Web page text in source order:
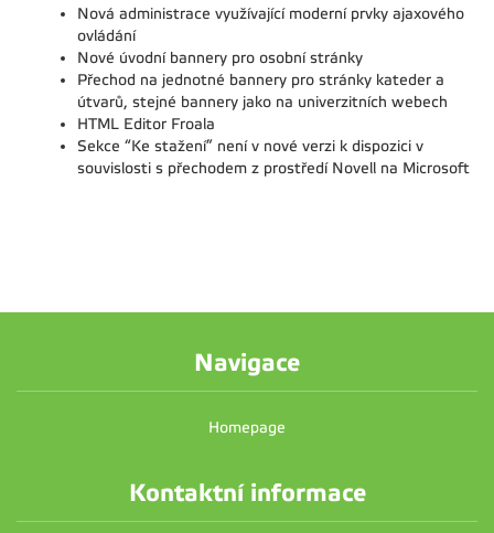
Nová administrace využívající moderní prvky ajaxového
ovládání
Nové úvodní bannery pro osobní stránky
Přechod na jednotné bannery pro stránky kateder a
útvarů, stejné bannery jako na univerzitních webech
HTML Editor Froala
Sekce “Ke stažení” není v nové verzi k dispozici v
souvislosti s přechodem z prostředí Novell na Microsoft
Navigace
Homepage
Kontaktní informace